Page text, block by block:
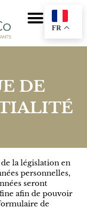
FR
DE
la législation en
personnelles,
seront
afin de pouvoir
de